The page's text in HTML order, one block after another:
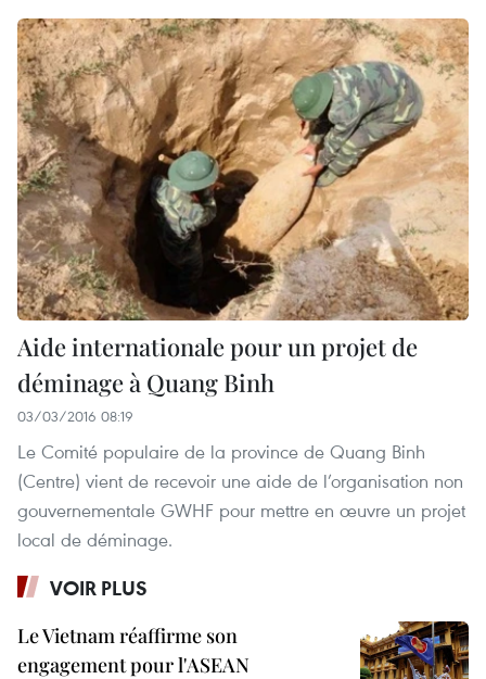
Aide internationale pour un projet de
déminage à Quang Binh
03/03/2016 08:19
Le Comité populaire de la province de Quang Binh
(Centre) vient de recevoir une aide de l’organisation non
gouvernementale GWHF pour mettre en œuvre un projet
local de déminage.
VOIR PLUS
Le Vietnam réaffirme son
engagement pour l'ASEAN